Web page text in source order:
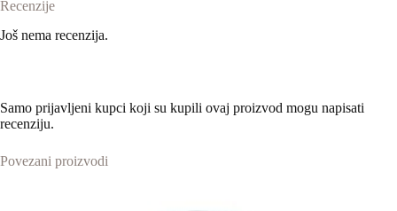
Recenzije
Još nema recenzija.
Samo prijavljeni kupci koji su kupili ovaj proizvod mogu napisati
recenziju.
Povezani proizvodi